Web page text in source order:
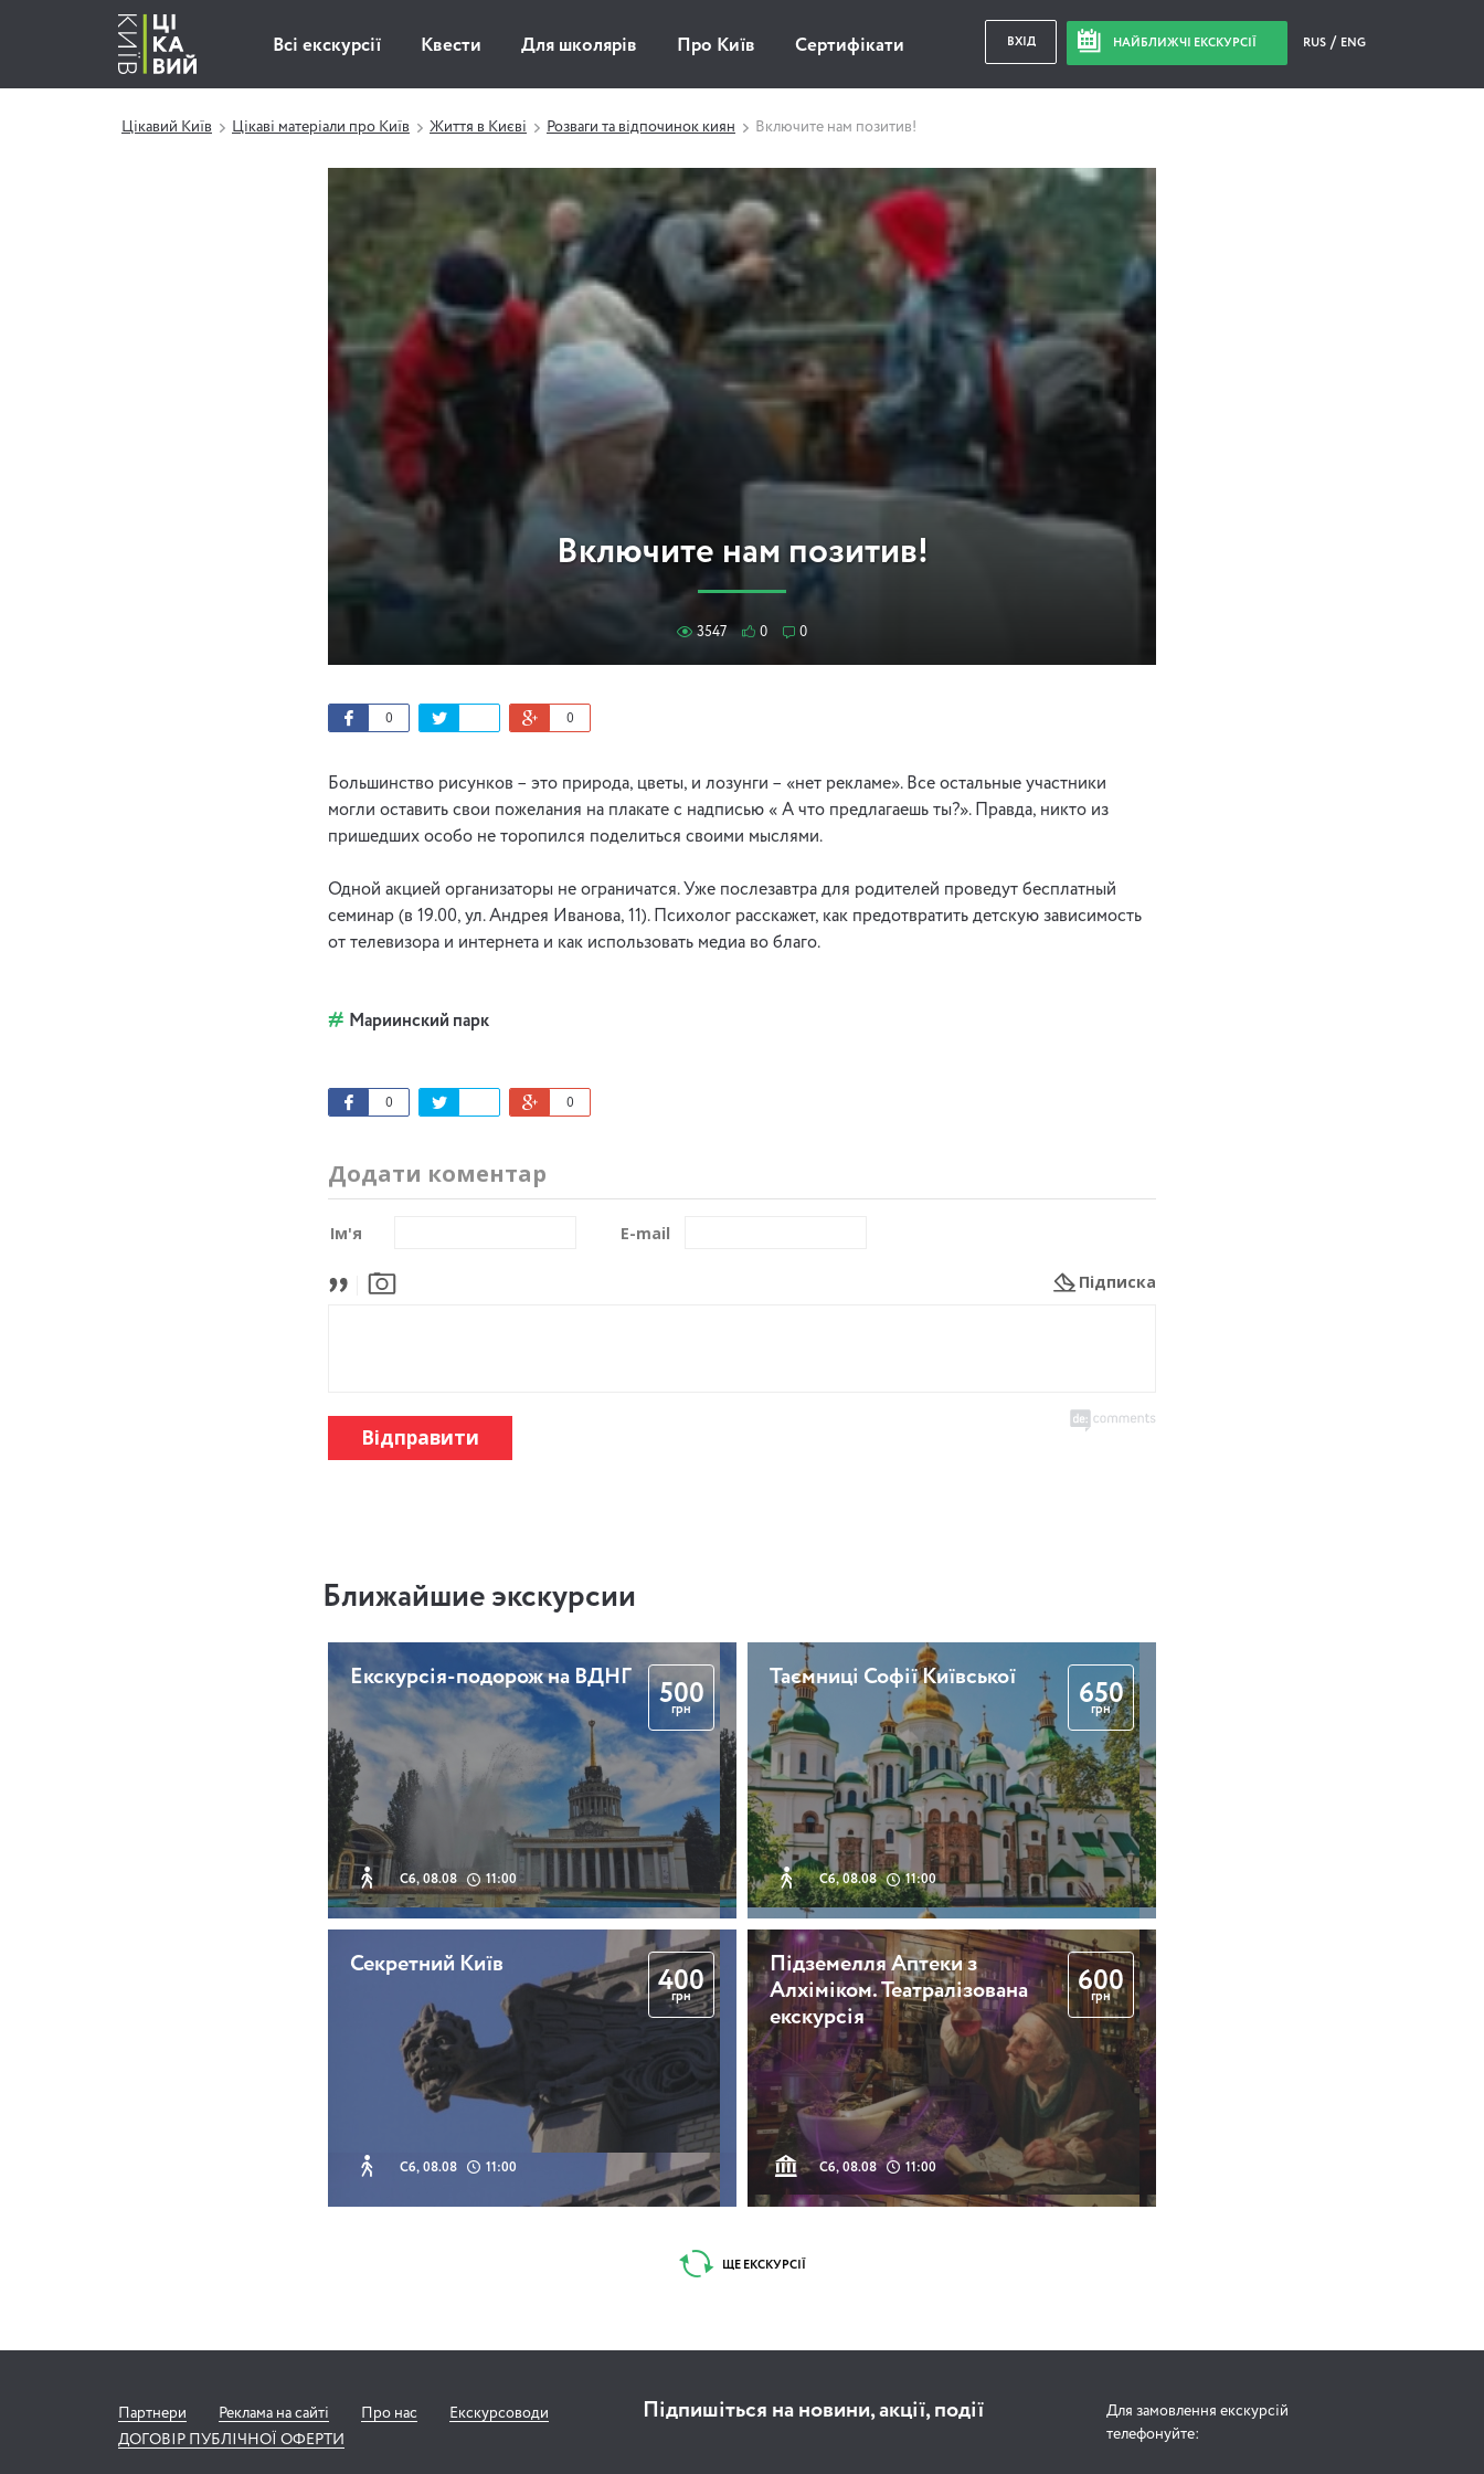
Всі екскурсії Квести Для школярів Про Київ Сертифікати ВХІД НАЙБЛИЖЧІ ЕКСКУРСІЇ RUS ENG
Цікавий Київ Цікаві матеріали про Київ Життя в Києві Розваги та відпочинок киян Включите нам позитив!
Включите нам позитив!
3547 0 0
0 0
Большинство рисунков – это природа, цветы, и лозунги – «нет рекламе». Все остальные участники
могли оставить свои пожелания на плакате с надписью « А что предлагаешь ты?». Правда, никто из
пришедших особо не торопился поделиться своими мыслями.
Одной акцией организаторы не ограничатся. Уже послезавтра для родителей проведут бесплатный
семинар (в 19.00, ул. Андрея Иванова, 11). Психолог расскажет, как предотвратить детскую зависимость
от телевизора и интернета и как использовать медиа во благо.
Мариинский парк
0 0
Додати коментар
Ім'я E-mail
Підписка
Відправити
Ближайшие экскурсии
Екскурсія-подорож на ВДНГ
Сб, 08.08 11:00
500
грн
Таємниці Софії Київської
Сб, 08.08 11:00
650
грн
Секретний Київ
Сб, 08.08 11:00
400
грн
Підземелля Аптеки з
Алхіміком. Театралізована
екскурсія
Сб, 08.08 11:00
600
грн
ЩЕ ЕКСКУРСІЇ
Партнери Реклама на сайті Про нас
Екскурсоводи
ДОГОВІР ПУБЛІЧНОЇ ОФЕРТИ
Підпишіться на новини, акції, події
Для замовлення екскурсій
телефонуйте: